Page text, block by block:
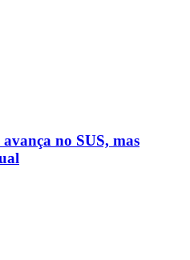
no SUS, mas